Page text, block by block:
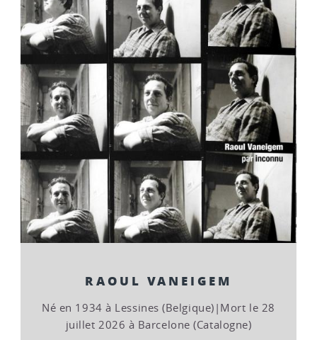
RAOUL VANEIGEM
Né en 1934 à Lessines (Belgique)|Mort le 28
juillet 2026 à Barcelone (Catalogne)